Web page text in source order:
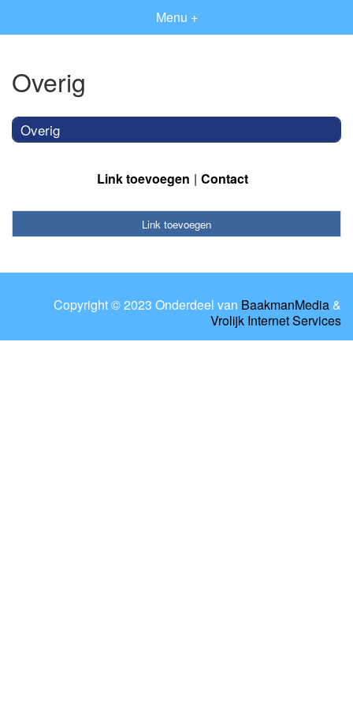
Menu +
Overig
Overig
Link toevoegen Contact
Link toevoegen
Copyright © 2023 Onderdeel van BaakmanMedia &
Vrolijk Internet Services